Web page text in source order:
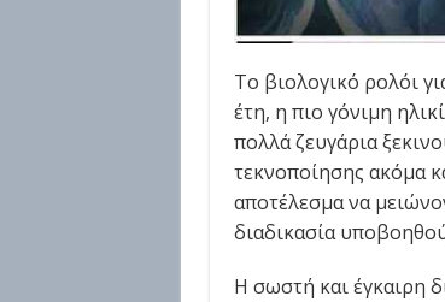
Το βιολογικό ρολόι
έτη, η πιο γόνιμη
πολλά ζευγάρια
τεκνοποίησης ακόμα
αποτέλεσμα να
διαδικασία
Η σωστή και έγκαιρη